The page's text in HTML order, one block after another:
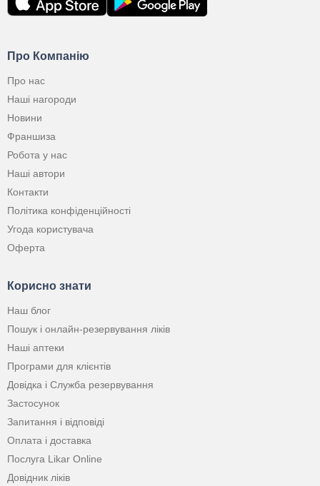
Про Компанію
Про нас
Наші нагороди
Новини
Франшиза
Робота у нас
Наші автори
Контакти
Політика конфіденційності
Угода користувача
Оферта
Корисно знати
Наш блог
Пошук і онлайн-резервування ліків
Наші аптеки
Програми для клієнтів
Довідка і Служба резервування
Застосунок
Запитання і відповіді
Оплата і доставка
Послуга Likar Online
Довідник ліків